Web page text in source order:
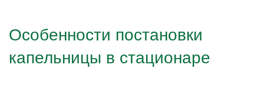
Особенности постановки
капельницы в стационаре